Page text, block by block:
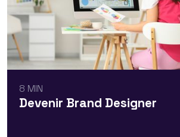
8 MIN
Devenir Brand Designer